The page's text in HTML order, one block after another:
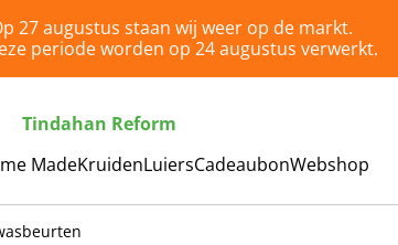
27 augustus staan wij weer op de markt.
periode worden op 24 augustus verwerkt.
Tindahan Reform
MadeKruidenLuiersCadeaubonWebshop